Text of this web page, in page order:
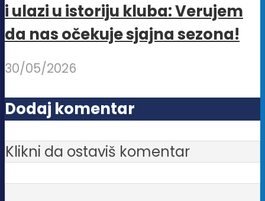
i ulazi u istoriju kluba: Verujem
da nas očekuje sjajna sezona!
30/05/2026
Dodaj komentar
Klikni da ostaviš komentar